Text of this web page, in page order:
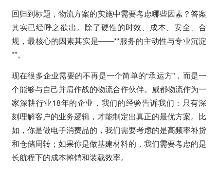
回归到标题，物流方案的实施中需要考虑哪些因素？答案
其实已经呼之欲出。除了硬性的时效、成本、安全、合
规，最核心的因素其实是——**服务的主动性与专业沉淀
**。
现在很多企业需要的不再是一个简单的“承运方”，而是一
个能够与自己并肩作战的物流合作伙伴。威都物流作为一
家深耕行业18年的企业，我们的经验告诉我们：只有深
刻理解客户的业务逻辑，才能制定出真正的最优方案。比
如，你是做电子消费品的，我们需要考虑的是高频率补货
和仓储周转；如果你是做基建材料的，我们需要考虑的是
长航程下的成本摊销和装载效率。